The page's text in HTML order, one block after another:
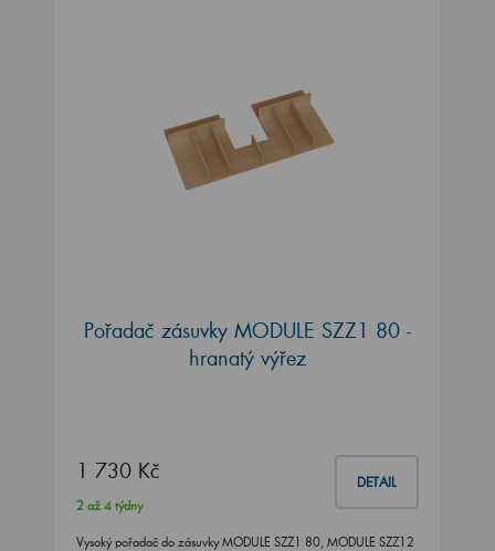
Pořadač zásuvky MODULE SZZ1 80 -
hranatý výřez
1 730 Kč DETAIL
2 až 4 týdny
Vysoký pořadač do zásuvky MODULE SZZ1 80, MODULE SZZ12